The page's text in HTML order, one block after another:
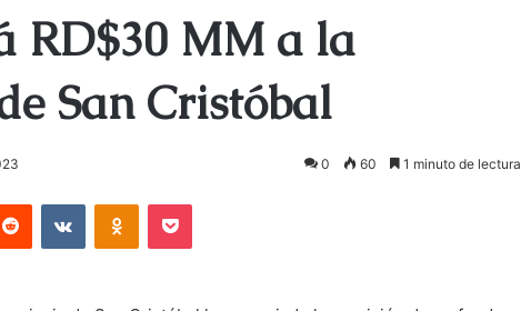
RD$30 MM a la
San Cristóbal
0 60 1 minuto de lectura